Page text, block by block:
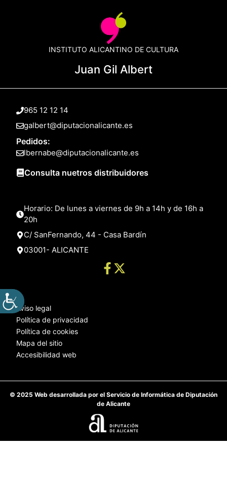
INSTITUTO ALICANTINO DE CULTURA
Juan Gil Albert
965 12 12 14
galbert@diputacionalicante.es
Pedidos:
lbernabe@diputacionalicante.es
Consulta nuetros distribuidores
Horario: De lunes a viernes de 9h a 14h y de 16h a
20h
C/ SanFernando, 44 - Casa Bardín
03001- ALICANTE
Aviso legal
Política de privacidad
Política de cookies
Mapa del sitio
Accesibilidad web
© 2025 Web desarrollada por el Servicio de Informática de Diputación
de Alicante